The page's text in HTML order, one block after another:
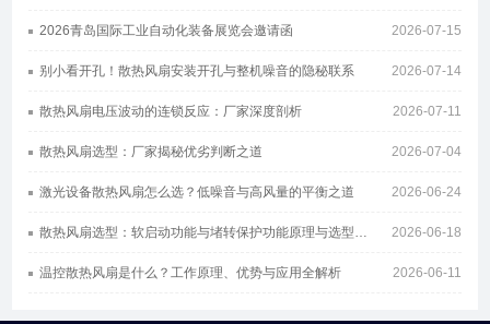
2026-07-15
2026青岛国际工业自动化装备展览会邀请函
2026-07-14
别小看开孔！散热风扇安装开孔与整机噪音的隐秘联系
2026-07-11
散热风扇电压波动的连锁反应：厂家深度剖析
2026-07-04
散热风扇选型：厂家揭秘优劣判断之道
2026-06-24
激光设备散热风扇怎么选？低噪音与高风量的平衡之道
2026-06-18
散热风扇选型：软启动功能与堵转保护功能原理与选型指南
2026-06-11
温控散热风扇是什么？工作原理、优势与应用全解析